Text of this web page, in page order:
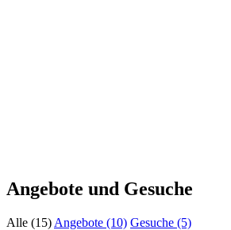
Angebote und Gesuche
Alle (15) Angebote (10) Gesuche (5)